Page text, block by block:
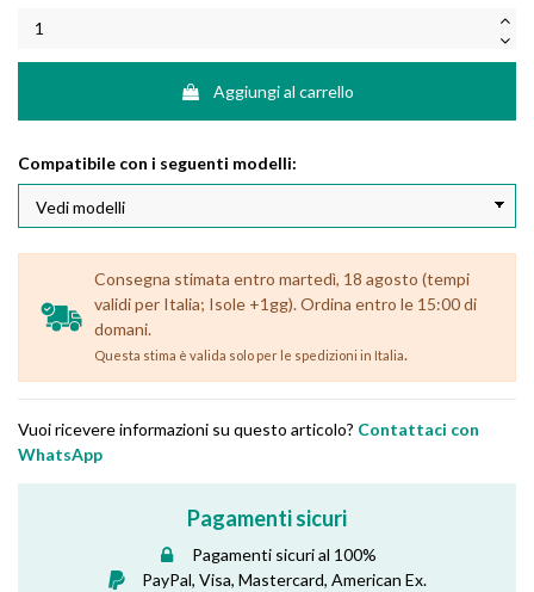
Aggiungi al carrello
Compatibile con i seguenti modelli:
Consegna stimata entro martedì, 18 agosto (tempi
validi per Italia; Isole +1gg). Ordina entro le 15:00 di
domani.
Questa stima è valida solo per le spedizioni in Italia.
Vuoi ricevere informazioni su questo articolo? Contattaci con
WhatsApp
Pagamenti sicuri
Pagamenti sicuri al 100%
PayPal, Visa, Mastercard, American Ex.